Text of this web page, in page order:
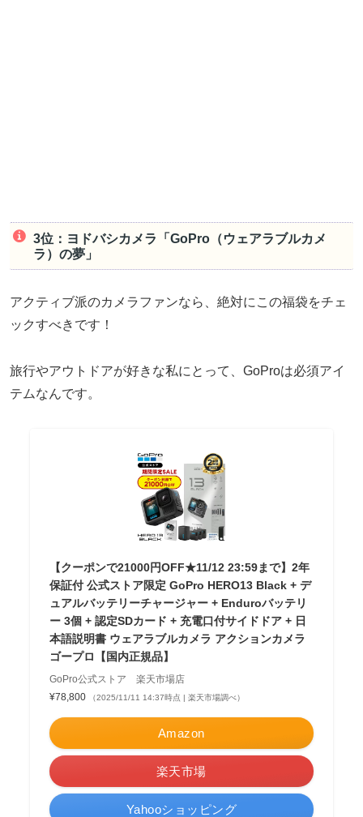
3位：ヨドバシカメラ「GoPro（ウェアラブルカメ
ラ）の夢」
アクティブ派のカメラファンなら、絶対にこの福袋をチェ
ックすべきです！
旅行やアウトドアが好きな私にとって、GoProは必須アイ
テムなんです。
【クーポンで21000円OFF★11/12 23:59まで】2年
保証付 公式ストア限定 GoPro HERO13 Black + デ
ュアルバッテリーチャージャー + Enduroバッテリ
ー 3個 + 認定SDカード + 充電口付サイドドア + 日
本語説明書 ウェアラブルカメラ アクションカメラ
ゴープロ【国内正規品】
GoPro公式ストア 楽天市場店
¥78,800
（2025/11/11 14:37時点 | 楽天市場調べ）
Amazon
楽天市場
Yahooショッピング